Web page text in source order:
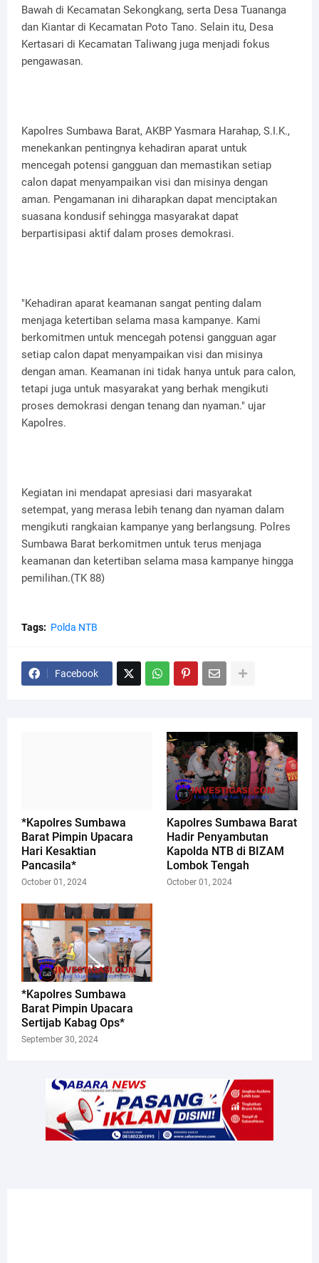
Bawah di Kecamatan Sekongkang, serta Desa Tuananga
dan Kiantar di Kecamatan Poto Tano. Selain itu, Desa
Kertasari di Kecamatan Taliwang juga menjadi fokus
pengawasan.
Kapolres Sumbawa Barat, AKBP Yasmara Harahap, S.I.K.,
menekankan pentingnya kehadiran aparat untuk
mencegah potensi gangguan dan memastikan setiap
calon dapat menyampaikan visi dan misinya dengan
aman. Pengamanan ini diharapkan dapat menciptakan
suasana kondusif sehingga masyarakat dapat
berpartisipasi aktif dalam proses demokrasi.
"Kehadiran aparat keamanan sangat penting dalam
menjaga ketertiban selama masa kampanye. Kami
berkomitmen untuk mencegah potensi gangguan agar
setiap calon dapat menyampaikan visi dan misinya
dengan aman. Keamanan ini tidak hanya untuk para calon,
tetapi juga untuk masyarakat yang berhak mengikuti
proses demokrasi dengan tenang dan nyaman." ujar
Kapolres.
Kegiatan ini mendapat apresiasi dari masyarakat
setempat, yang merasa lebih tenang dan nyaman dalam
mengikuti rangkaian kampanye yang berlangsung. Polres
Sumbawa Barat berkomitmen untuk terus menjaga
keamanan dan ketertiban selama masa kampanye hingga
pemilihan.(TK 88)
Tags: Polda NTB
Facebook
*Kapolres Sumbawa
Barat Pimpin Upacara
Hari Kesaktian
Pancasila*
October 01, 2024
Kapolres Sumbawa Barat
Hadir Penyambutan
Kapolda NTB di BIZAM
Lombok Tengah
October 01, 2024
*Kapolres Sumbawa
Barat Pimpin Upacara
Sertijab Kabag Ops*
September 30, 2024